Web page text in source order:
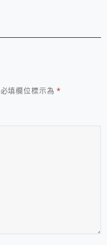
必填欄位標示為*